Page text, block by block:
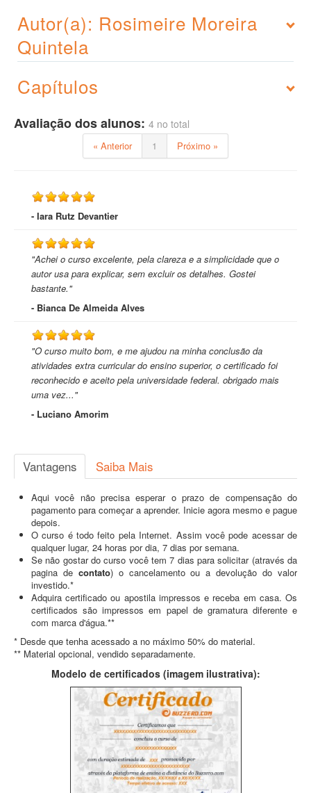
Autor(a): Rosimeire Moreira
Quintela
Capítulos
Avaliação dos alunos: 4 no total
« Anterior 1 Próximo »
- Iara Rutz Devantier
"Achei o curso excelente, pela clareza e a simplicidade que o
autor usa para explicar, sem excluir os detalhes. Gostei
bastante."
- Bianca De Almeida Alves
"O curso muito bom, e me ajudou na minha conclusão da
atividades extra curricular do ensino superior, o certificado foi
reconhecido e aceito pela universidade federal. obrigado mais
uma vez..."
- Luciano Amorim
Vantagens Saiba Mais
Aqui você não precisa esperar o prazo de compensação do
pagamento para começar a aprender. Inicie agora mesmo e pague
depois.
O curso é todo feito pela Internet. Assim você pode acessar de
qualquer lugar, 24 horas por dia, 7 dias por semana.
Se não gostar do curso você tem 7 dias para solicitar (através da
pagina de contato) o cancelamento ou a devolução do valor
investido.*
Adquira certificado ou apostila impressos e receba em casa. Os
certificados são impressos em papel de gramatura diferente e
com marca d'água.**
* Desde que tenha acessado a no máximo 50% do material.
** Material opcional, vendido separadamente.
Modelo de certificados (imagem ilustrativa):